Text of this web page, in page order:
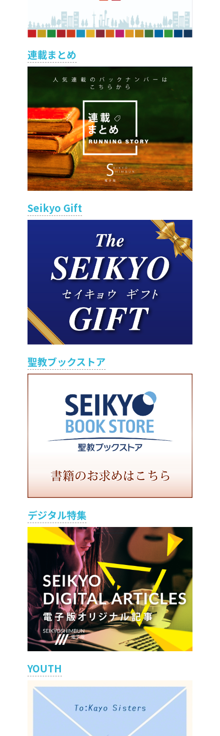
連載まとめ
Seikyo Gift
聖教ブックストア
デジタル特集
YOUTH